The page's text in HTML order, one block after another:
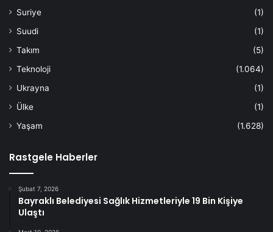
Suriye
(1)
Suudi
(1)
Takım
(5)
Teknoloji
(1.064)
Ukrayna
(1)
Ülke
(1)
Yaşam
(1.628)
Rastgele Haberler
Şubat 7, 2026
Bayraklı Belediyesi Sağlık Hizmetleriyle 19 Bin Kişiye
Ulaştı